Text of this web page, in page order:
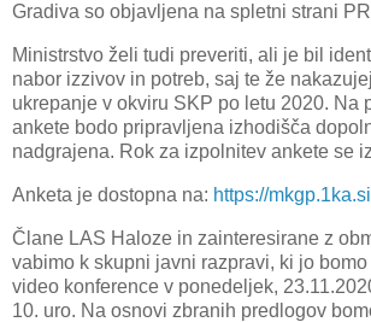
Gradiva so objavljena na spletni strani
Ministrstvo želi tudi preveriti, ali je bil
nabor izzivov in potreb, saj te že
ukrepanje v okviru SKP po letu 2020. Na
ankete bodo pripravljena izhodišča
nadgrajena. Rok za izpolnitev ankete se
Anketa je dostopna na: https://
Člane LAS Haloze in zainteresirane z
vabimo k skupni javni razpravi, ki jo
video konference v ponedeljek,
10. uro. Na osnovi zbranih predlogov